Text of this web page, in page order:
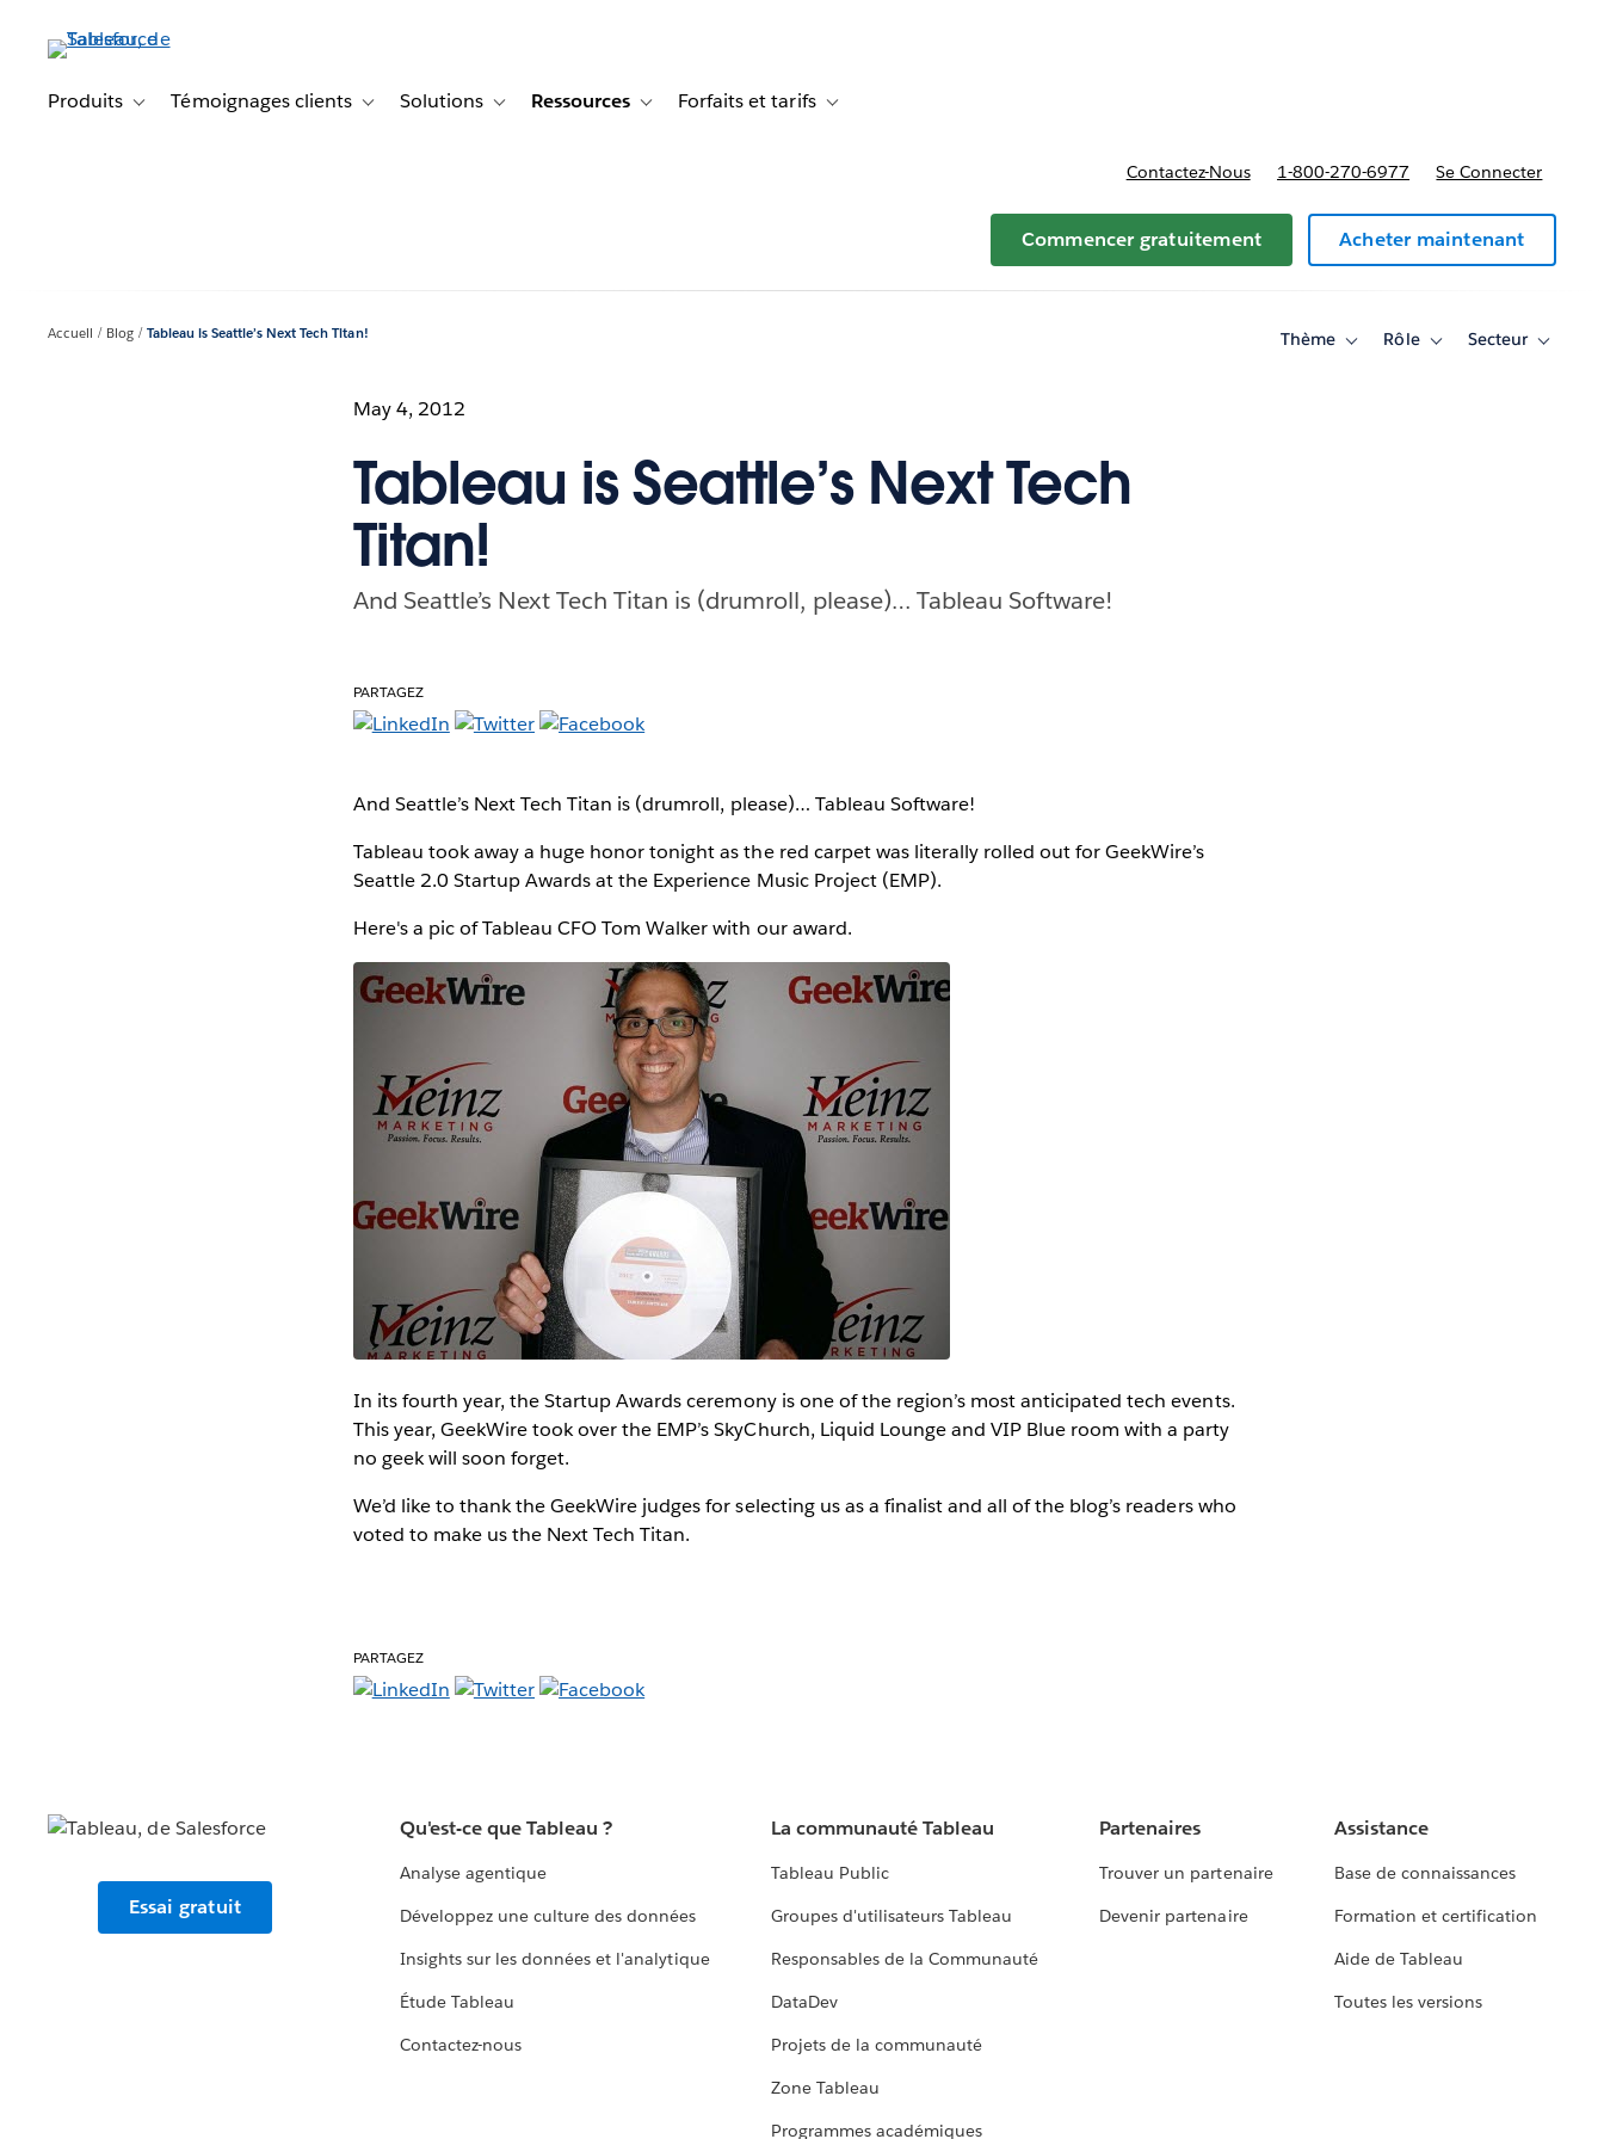
principalProduits Toggle sub-navigation for Produits
Témoignages clients Toggle sub-navigation for Témoignages clients
Solutions Toggle sub-navigation for Solutions
Ressources Toggle sub-navigation for Ressources
Forfaits et tarifs Toggle sub-navigation for Forfaits et tarifs
Contactez-Nous 1-800-270-6977 Se Connecter
Commencer gratuitement Acheter maintenant
Accueil Blog Tableau is Seattle’s Next Tech Titan! Thème
ToggleRôle
ToggleSecteur
Toggle
May 4, 2012
Tableau is Seattle’s Next Tech
Titan!
And Seattle’s Next Tech Titan is (drumroll, please)… Tableau Software!
PARTAGEZ
And Seattle’s Next Tech Titan is (drumroll, please)… Tableau Software!
Tableau took away a huge honor tonight as the red carpet was literally rolled out for GeekWire’s
Seattle 2.0 Startup Awards at the Experience Music Project (EMP).
Here's a pic of Tableau CFO Tom Walker with our award.
In its fourth year, the Startup Awards ceremony is one of the region’s most anticipated tech events.
This year, GeekWire took over the EMP’s SkyChurch, Liquid Lounge and VIP Blue room with a party
no geek will soon forget.
We’d like to thank the GeekWire judges for selecting us as a finalist and all of the blog’s readers who
voted to make us the Next Tech Titan.
PARTAGEZ
Essai gratuit
Qu'est-ce que Tableau ?
Analyse agentique
Développez une culture des données
Insights sur les données et l'analytique
Étude Tableau
Contactez-nous
La communauté Tableau
Tableau Public
Groupes d'utilisateurs Tableau
Responsables de la Communauté
DataDev
Projets de la communauté
Zone Tableau
Programmes académiques
Partenaires
Trouver un partenaire
Devenir partenaire
Assistance
Base de connaissances
Formation et certification
Aide de Tableau
Toutes les versions